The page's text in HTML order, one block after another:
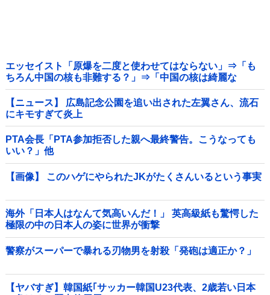
エッセイスト「原爆を二度と使わせてはならない」⇒「も
ちろん中国の核も非難する？」⇒「中国の核は綺麗な
核！」
【ニュース】 広島記念公園を追い出された左翼さん、流石
にキモすぎて炎上
PTA会長「PTA参加拒否した親へ最終警告。こうなっても
いい？」他
【画像】 このハゲにやられたJKがたくさんいるという事実
海外「日本人はなんて気高いんだ！」 英高級紙も驚愕した
極限の中の日本人の姿に世界が衝撃
警察がスーパーで暴れる刃物男を射殺「発砲は適正か？」
【ヤバすぎ】韓国紙｢サッカー韓国U23代表、2歳若い日本